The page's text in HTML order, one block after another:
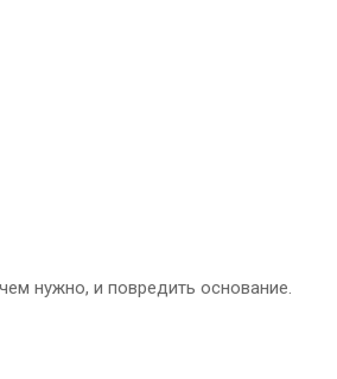
нужно, и повредить основание.